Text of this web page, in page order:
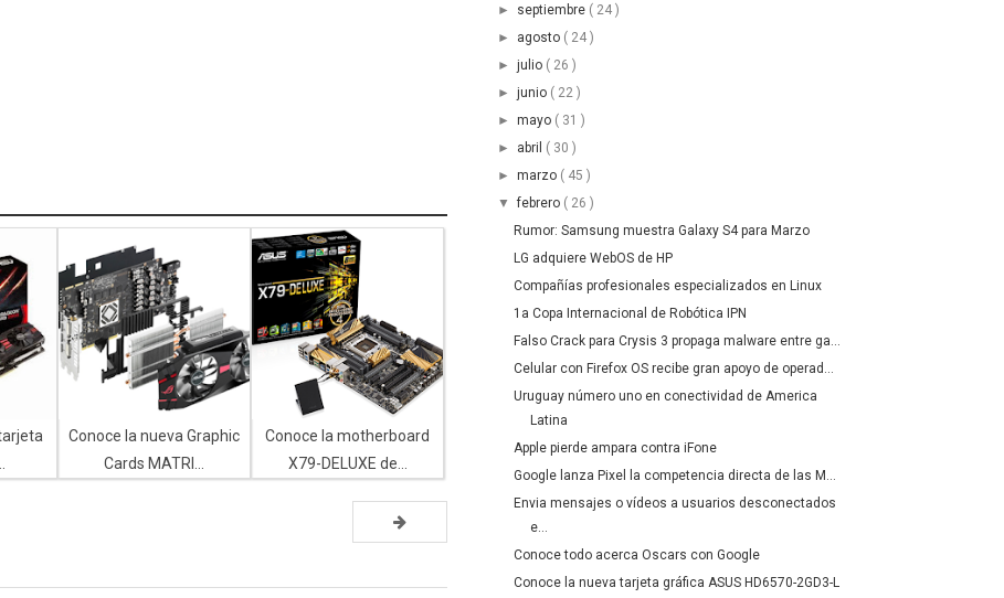
Conoce la nueva Graphic
Cards MATRI...
Conoce la motherboard
X79-DELUXE de...
► septiembre ( 24 )
► agosto ( 24 )
► julio ( 26 )
► junio ( 22 )
► mayo ( 31 )
► abril ( 30 )
► marzo ( 45 )
▼febrero ( 26 )
Rumor: Samsung muestra Galaxy S4 para Marzo
LG adquiere WebOS de HP
Compañías profesionales especializados en Linux
1a Copa Internacional de Robótica IPN
Falso Crack para Crysis 3 propaga malware entre ga...
Celular con Firefox OS recibe gran apoyo de operad...
Uruguay número uno en conectividad de America
Latina
Apple pierde ampara contra iFone
Google lanza Pixel la competencia directa de las M...
Envia mensajes o vídeos a usuarios desconectados
e...
Conoce todo acerca Oscars con Google
Conoce la nueva tarjeta gráfica ASUS HD6570-2GD3-L